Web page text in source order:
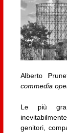
Alberto
commedia
Le più
genitori,